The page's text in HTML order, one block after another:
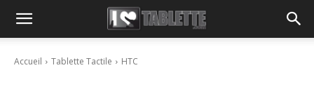
Accueil Tablette Tactile HTC